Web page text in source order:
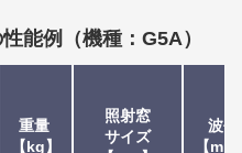
能例（機種：G5A）
重量
kg
照射窓
サイズ
波長
mm